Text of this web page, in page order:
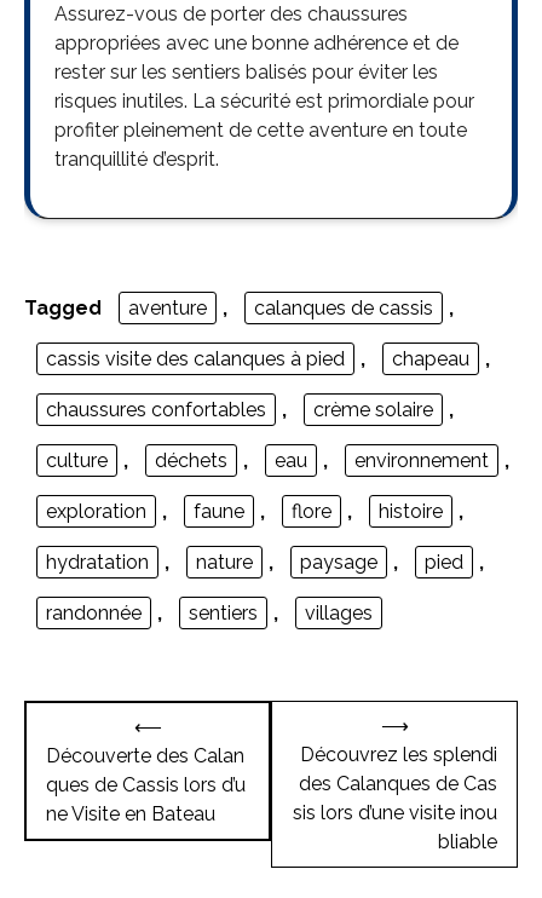
Assurez-vous de porter des chaussures
appropriées avec une bonne adhérence et de
rester sur les sentiers balisés pour éviter les
risques inutiles. La sécurité est primordiale pour
profiter pleinement de cette aventure en toute
tranquillité d’esprit.
Tagged aventure , calanques de cassis ,
cassis visite des calanques à pied , chapeau ,
chaussures confortables , crème solaire ,
culture , déchets , eau , environnement ,
exploration , faune , flore , histoire ,
hydratation , nature , paysage , pied ,
randonnée , sentiers , villages
Navigation
de
l’article
⟵
Découverte des Calan
ques de Cassis lors d’u
ne Visite en Bateau
Découvrez les splendi
des Calanques de Cas
sis lors d’une visite inou
bliable
⟶